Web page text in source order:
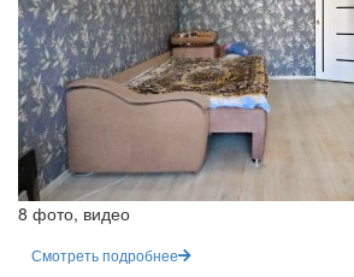
8 фото, видео
Смотреть подробнее